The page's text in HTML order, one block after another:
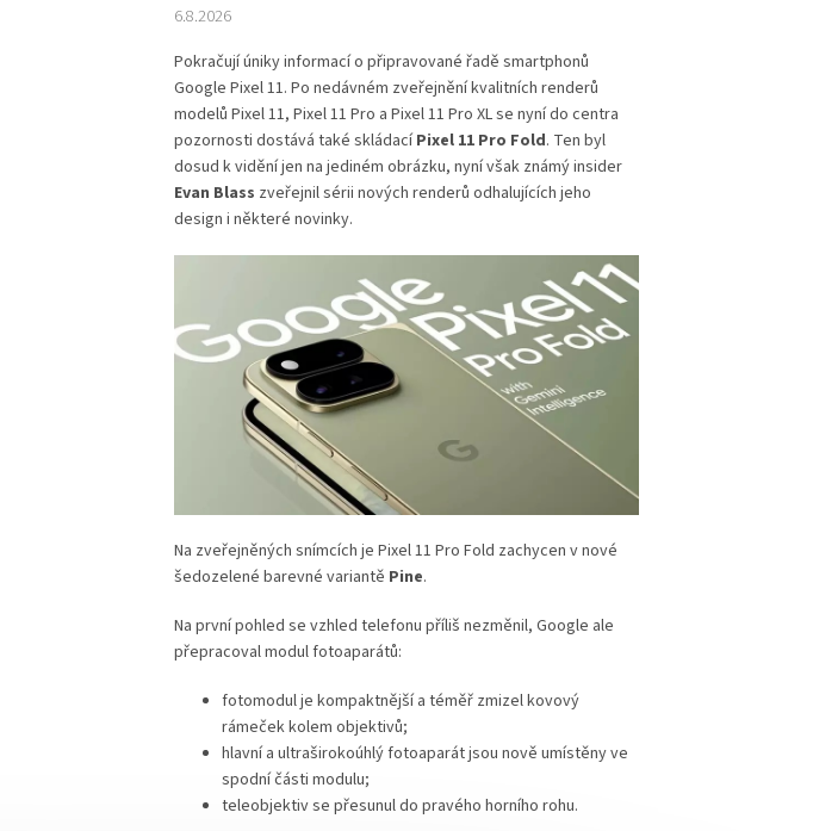
6.8.2026
Pokračují úniky informací o připravované řadě smartphonů
Google Pixel 11. Po nedávném zveřejnění kvalitních renderů
modelů Pixel 11, Pixel 11 Pro a Pixel 11 Pro XL se nyní do centra
pozornosti dostává také skládacíPixel 11 Pro Fold. Ten byl
dosud k vidění jen na jediném obrázku, nyní však známý insider
Evan Blass zveřejnil sérii nových renderů odhalujících jeho
design i některé novinky.
Na zveřejněných snímcích je Pixel 11 Pro Fold zachycen v nové
šedozelené barevné variantě Pine.
Na první pohled se vzhled telefonu příliš nezměnil, Google ale
přepracoval modul fotoaparátů:
fotomodul je kompaktnější a téměř zmizel kovový
rámeček kolem objektivů;
hlavní a ultraširokoúhlý fotoaparát jsou nově umístěny ve
spodní části modulu;
teleobjektiv se přesunul do pravého horního rohu.